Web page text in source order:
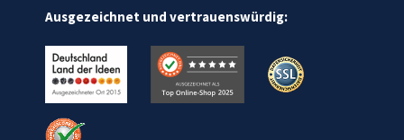
Ausgezeichnet und vertrauenswürdig: